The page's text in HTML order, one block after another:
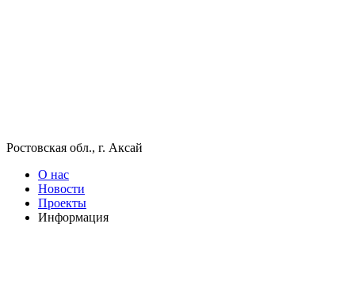
Ростовская обл., г. Аксай
О нас
Новости
Проекты
Информация